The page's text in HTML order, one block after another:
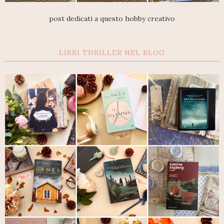
post dedicati a questo hobby creativo
LIBRI THRILLER NEL BLOG